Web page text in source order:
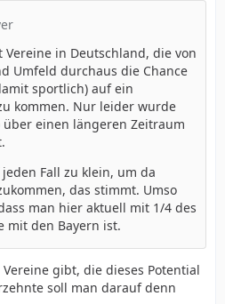
Vereine in Deutschland, die von
Umfeld durchaus die Chance
sportlich) auf ein
kommen. Nur leider wurde
einen längeren Zeitraum
Fall zu klein, um da
das stimmt. Umso
man hier aktuell mit 1/4 des
mit den Bayern ist.
gibt, die dieses Potential
soll man darauf denn